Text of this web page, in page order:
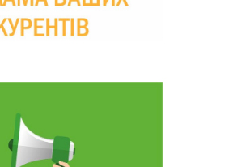
діти та ветерани разом
створюють унікальний
до втраченого дому
Пишіть листи самому